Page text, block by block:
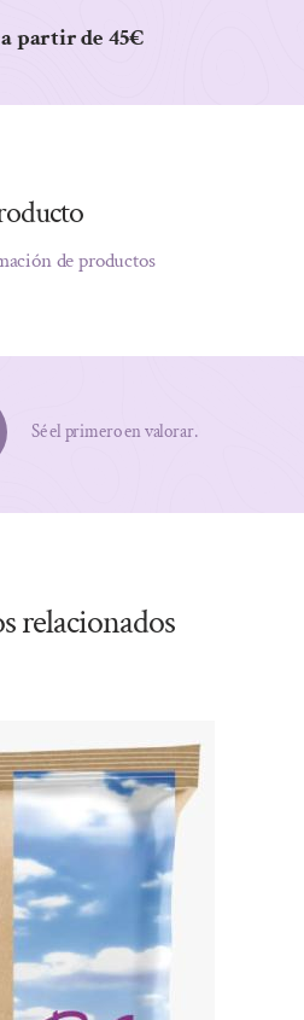
partir de 45€
de productos
Sé el primero en valorar.
relacionados